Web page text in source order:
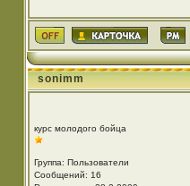
sonimm
курс молодого бойца
Группа: Пользователи
Сообщений: 16